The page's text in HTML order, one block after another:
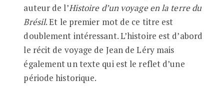
auteur de l’Histoire d’un voyage en la terre du
Brésil. Et le premier mot de ce titre est
doublement intéressant. L’histoire est d’abord
le récit de voyage de Jean de Léry mais
également un texte qui est le reflet d’une
période historique.